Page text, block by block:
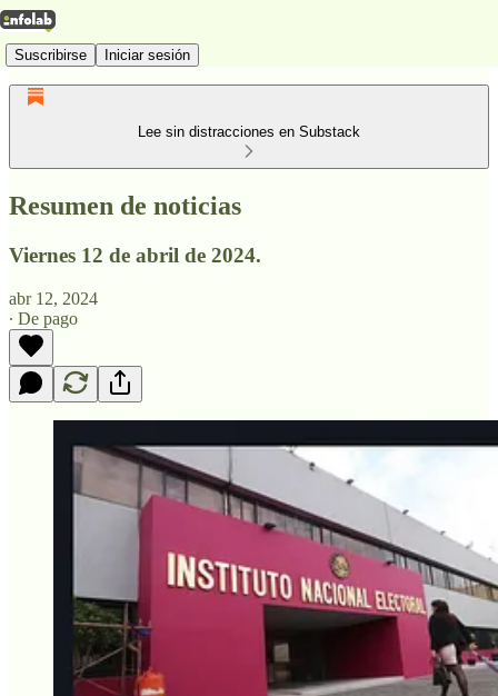
Suscribirse Iniciar sesión
Lee sin distracciones en Substack
Resumen de noticias
Viernes 12 de abril de 2024.
abr 12, 2024
∙ De pago